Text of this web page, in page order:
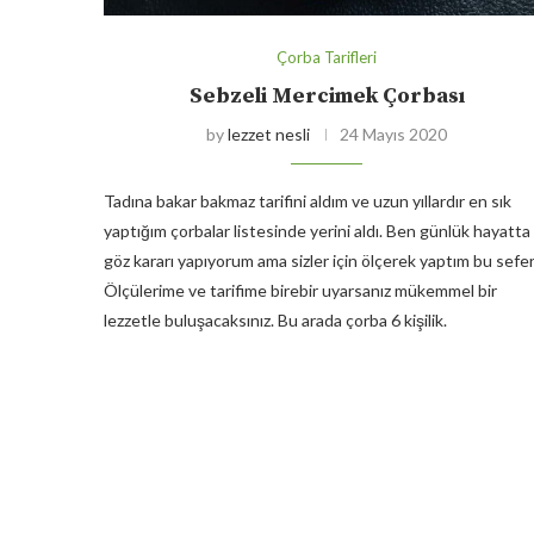
Çorba Tarifleri
Sebzeli Mercimek Çorbası
bylezzet nesli 24 Mayıs 2020
Tadına bakar bakmaz tarifini aldım ve uzun yıllardır en sık
yaptığım çorbalar listesinde yerini aldı. Ben günlük hayatta
göz kararı yapıyorum ama sizler için ölçerek yaptım bu
Ölçülerime ve tarifime birebir uyarsanız mükemmel bir
lezzetle buluşacaksınız. Bu arada çorba 6 kişilik.